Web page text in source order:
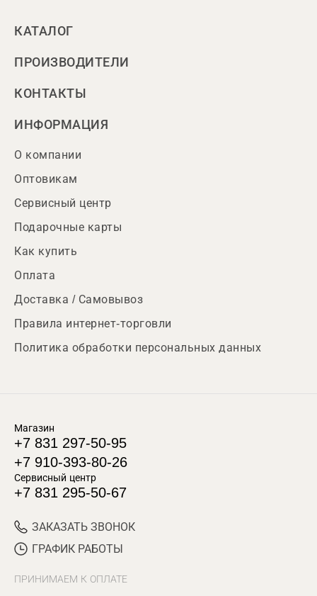
КАТАЛОГ
ПРОИЗВОДИТЕЛИ
КОНТАКТЫ
ИНФОРМАЦИЯ
О компании
Оптовикам
Сервисный центр
Подарочные карты
Как купить
Оплата
Доставка / Самовывоз
Правила интернет-торговли
Политика обработки персональных данных
Магазин
+7 831 297-50-95
+7 910-393-80-26
Сервисный центр
+7 831 295-50-67
ЗАКАЗАТЬ ЗВОНОК
ГРАФИК РАБОТЫ
ПРИНИМАЕМ К ОПЛАТЕ